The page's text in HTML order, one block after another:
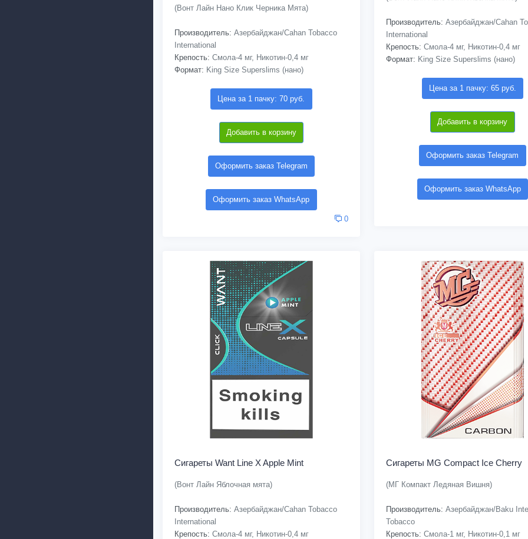
(Вонт Лайн Нано Клик Черника Мята)
Производитель: Азербайджан/Cahan Tobacco
International
Крепость: Смола-4 мг, Никотин-0,4 мг
Формат: King Size Superslims (нано)
Цена за 1 пачку: 70 руб.
Добавить в корзину
Оформить заказ Telegram
Оформить заказ WhatsApp
0
Производитель: Азербайджан/Cahan
International
Крепость: Смола-4 мг, Никотин-0,4 мг
Формат: King Size Superslims (нано)
Цена за 1 пачку: 65 руб.
Добавить в корзину
Оформить заказ Telegram
Оформить заказ WhatsApp
Сигареты Want Line X Apple Mint
(Вонт Лайн Яблочная мята)
Производитель: Азербайджан/Cahan Tobacco
International
Крепость: Смола-4 мг, Никотин-0,4 мг
Сигареты MG Compact Ice Cherry
(МГ Компакт Ледяная Вишня)
Производитель: Азербайджан/Baku
Tobacco
Крепость: Смола-1 мг, Никотин-0,1 мг